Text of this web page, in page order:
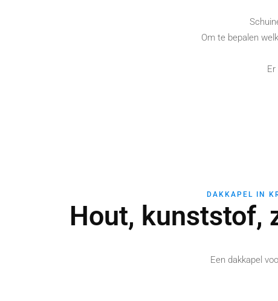
Om te bepalen
DAKKAPEL IN
Hout, kunststof,
Een dakkapel